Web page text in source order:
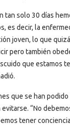
tan solo 30 días
es decir, la
joven, lo que
pero también
que estamos
que se han
“No
tener